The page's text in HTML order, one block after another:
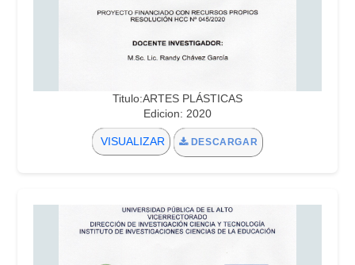
Titulo:ARTES PLÁSTICAS
Edicion: 2020
VISUALIZAR DESCARGAR